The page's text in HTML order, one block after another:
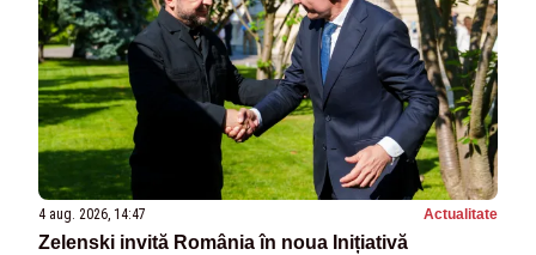
4 aug. 2026, 14:47 Actualitate
Zelenski invită România în noua Inițiativă